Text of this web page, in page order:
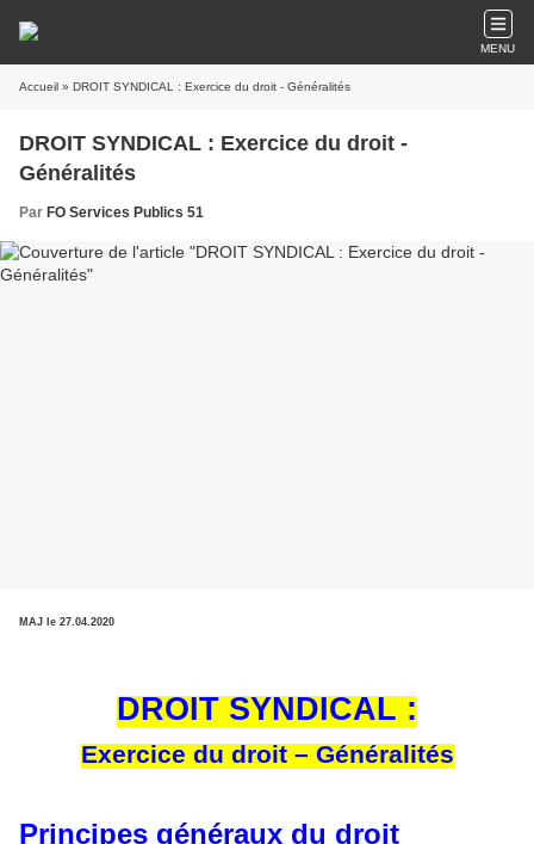
MENU
Accueil » DROIT SYNDICAL : Exercice du droit - Généralités
DROIT SYNDICAL : Exercice du droit -
Généralités
Par FO Services Publics 51
MAJ le 27.04.2020
DROIT SYNDICAL :
Exercice du droit – Généralités
Principes généraux du droit